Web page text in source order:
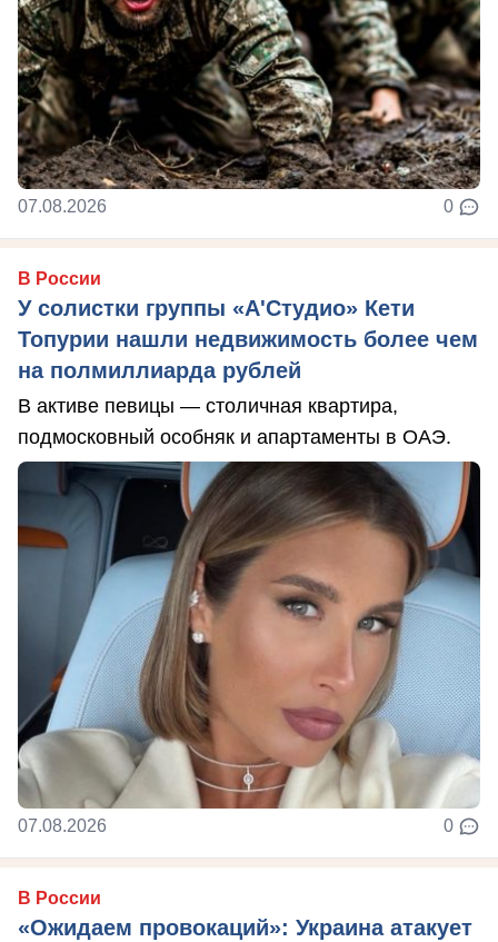
07.08.2026 0
В России
У солистки группы «А'Студио» Кети
Топурии нашли недвижимость более чем
на полмиллиарда рублей
В активе певицы — столичная квартира,
подмосковный особняк и апартаменты в ОАЭ.
07.08.2026 0
В России
«Ожидаем провокаций»: Украина атакует